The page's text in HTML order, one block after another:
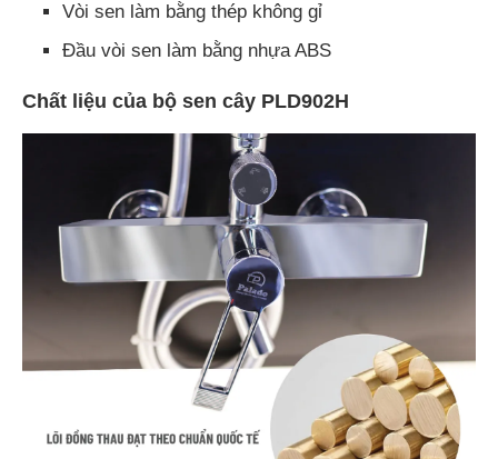
Vòi sen làm bằng thép không gỉ
Đầu vòi sen làm bằng nhựa ABS
Chất liệu của bộ sen cây PLD902H